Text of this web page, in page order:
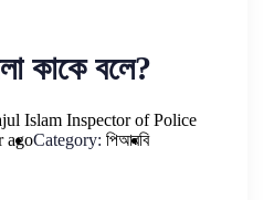
কাকে বলে?
Islam Inspector of Police
agoCategory: পিআরবি